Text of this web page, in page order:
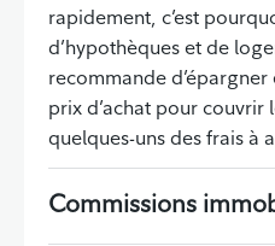
rapidement, c’est
d’hypothèques et de
recommande d’épargner
prix d’achat pour couvrir
quelques-uns des frais à
Commissions